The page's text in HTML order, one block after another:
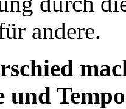
andere.
und Tempo